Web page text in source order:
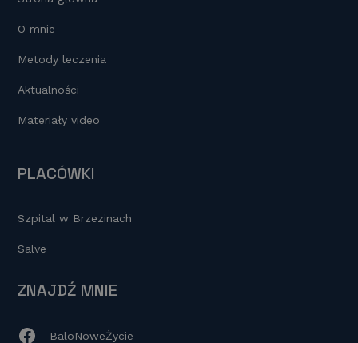
O mnie
Metody leczenia
Aktualności
Materiały video
PLACÓWKI
Szpital w Brzezinach
Salve
ZNAJDŹ MNIE
BaloNoweŻycie